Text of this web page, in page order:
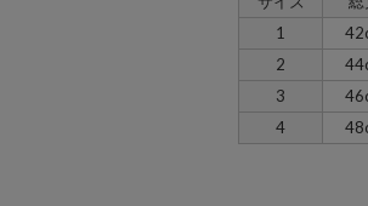
1
2
3
4